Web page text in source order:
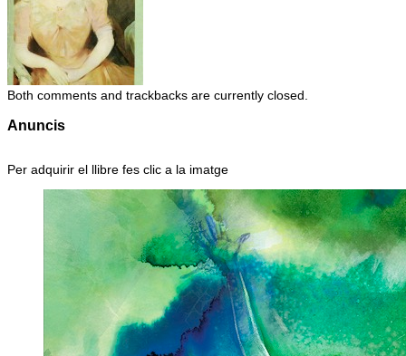
Both comments and trackbacks are currently closed.
Anuncis
Per adquirir el llibre fes clic a la imatge